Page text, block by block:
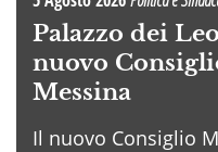
Palazzo dei
nuovo
Messina
Il nuovo Consiglio